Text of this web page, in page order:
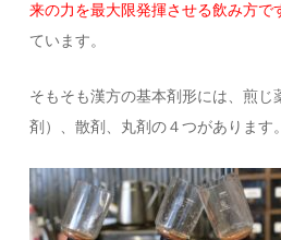
来の力を最大限発揮させる飲み方で
ています。
そもそも漢方の基本剤形には、煎じ
剤）、散剤、丸剤の４つがあります。